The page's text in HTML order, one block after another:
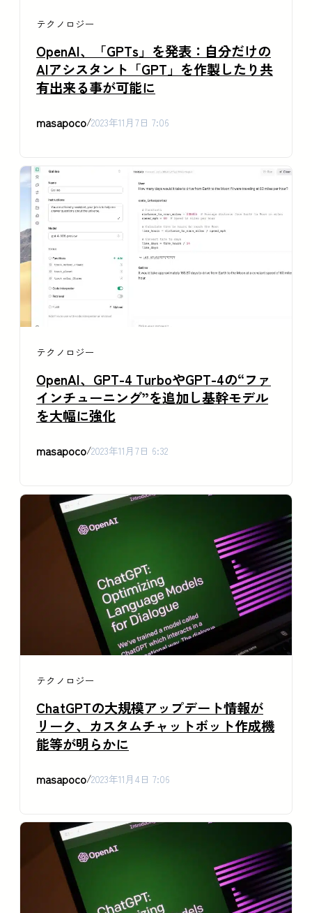
テクノロジー
OpenAI、「GPTs」を発表：自分だけの
AIアシスタント「GPT」を作製したり共
有出来る事が可能に
masapoco/2023年11月7日 7:06
テクノロジー
OpenAI、GPT-4 TurboやGPT-4の“ファ
インチューニング”を追加し基幹モデル
を大幅に強化
masapoco/2023年11月7日 6:32
テクノロジー
ChatGPTの大規模アップデート情報が
リーク、カスタムチャットボット作成機
能等が明らかに
masapoco/2023年11月4日 7:06